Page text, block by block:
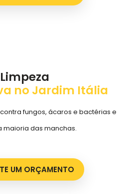
Limpeza
no Jardim Itália
fungos, ácaros e bactérias e
maioria das manchas.
UM ORÇAMENTO